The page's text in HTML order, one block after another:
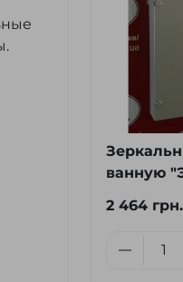
ванную
2 464 грн.